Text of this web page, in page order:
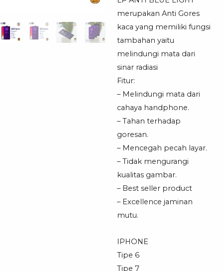
merupakan Anti Gores
kaca yang memiliki fungsi
tambahan yaitu
melindungi mata dari
sinar radiasi
Fitur:
– Melindungi mata dari
cahaya handphone.
– Tahan terhadap
goresan.
– Mencegah pecah layar.
– Tidak mengurangi
kualitas gambar.
– Best seller product
– Excellence jaminan
mutu.
IPHONE
Tipe 6
Tipe 7